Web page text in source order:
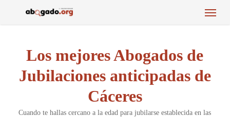
Menu
Los mejores Abogados de
Jubilaciones anticipadas de
Cáceres
Cuando te hallas cercano a la edad para jubilarse establecida en las